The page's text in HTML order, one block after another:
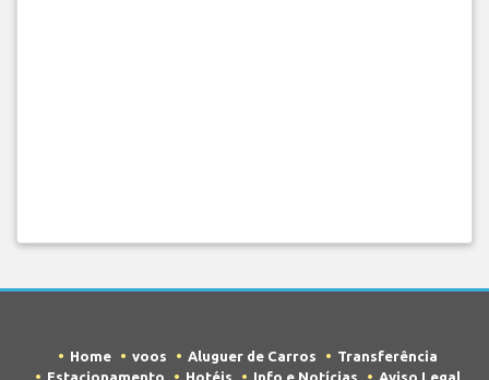
Home voos Aluguer de Carros
Transferência
Estacionamento
Hotéis Info e Notícias Aviso Legal